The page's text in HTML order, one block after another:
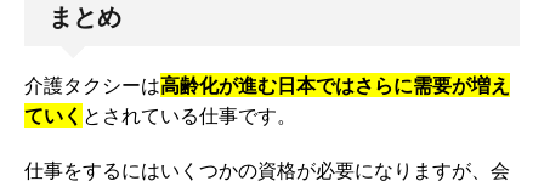
まとめ
介護タクシーは高齢化が進む日本ではさらに需要が増え
ていく とされている仕事です。
仕事をするにはいくつかの資格が必要になりますが、会